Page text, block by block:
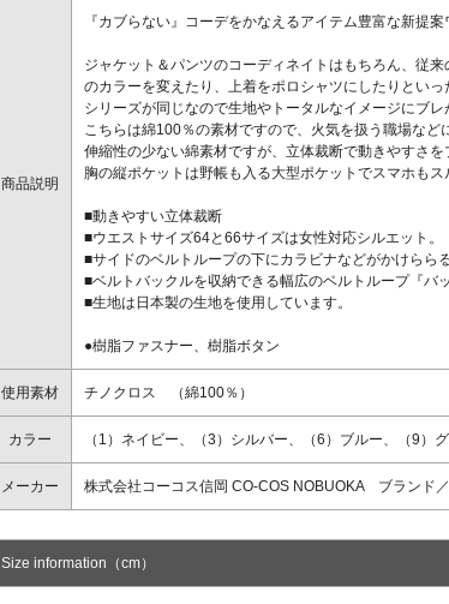
商品説明
『カブらない』コーデをかなえるアイテム豊富な新提案
ジャケット＆パンツのコーディネイトはもちろん、従
のカラーを変えたり、上着をポロシャツにしたりといっ
シリーズが同じなので生地やトータルなイメージにブレ
こちらは綿100％の素材ですので、火気を扱う職場など
伸縮性の少ない綿素材ですが、立体裁断で動きやすさを
胸の縦ポケットは野帳も入る大型ポケットでスマホもス
■動きやすい立体裁断
■ウエストサイズ64と66サイズは女性対応シルエット。
■サイドのベルトループの下にカラビナなどがかけらら
■ベルトバックルを収納できる幅広のベルトループ『バ
■生地は日本製の生地を使用しています。
●樹脂ファスナー、樹脂ボタン
使用素材 チノクロス （綿100％）
カラー （1）ネイビー、（3）シルバー、（6）ブルー、（9）
メーカー 株式会社コーコス信岡 CO-COS NOBUOKA ブランド
Size information（cm）